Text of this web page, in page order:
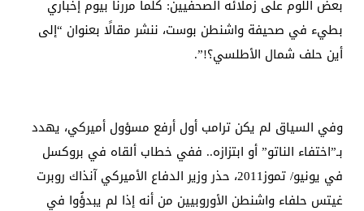
بعض اللوم على زملائه الصحفيين: كلما مررنا بيوم إخباري
بطيء في صحيفة واشنطن بوست، ننشر مقالًا بعنوان “إلى
أين حلف شمال الأطلسي؟!”.
وفي السياق لم يكن ترامب أول أرفع مسؤول أميركي، يهدد
بـ”اختفاء الناتو” أو ابتزازه.. ففي خطاب ألقاه في بروكسل
في يونيو/ تموز2011، حذر وزير الدفاع الأميركي آنذاك روبرت
غيتس حلفاء واشنطن الأوروبيين من أنه إذا لم يبدؤُوا في